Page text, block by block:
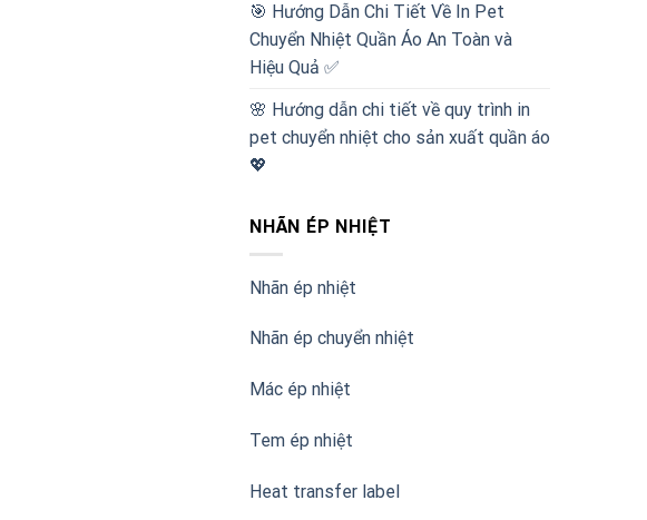
🎯 Hướng Dẫn Chi Tiết Về In Pet
Chuyển Nhiệt Quần Áo An Toàn và
Hiệu Quả ✅
🌸 Hướng dẫn chi tiết về quy trình in
pet chuyển nhiệt cho sản xuất quần áo
💖
NHÃN ÉP NHIỆT
Nhãn ép nhiệt
Nhãn ép chuyển nhiệt
Mác ép nhiệt
Tem ép nhiệt
Heat transfer label